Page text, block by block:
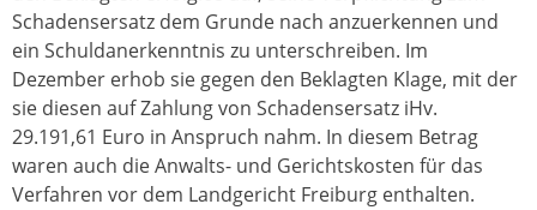
Schadensersatz dem Grunde nach anzuerkennen und
ein Schuldanerkenntnis zu unterschreiben. Im
Dezember erhob sie gegen den Beklagten Klage, mit der
sie diesen auf Zahlung von Schadensersatz iHv.
29.191,61 Euro in Anspruch nahm. In diesem Betrag
waren auch die Anwalts- und Gerichtskosten für das
Verfahren vor dem Landgericht Freiburg enthalten.